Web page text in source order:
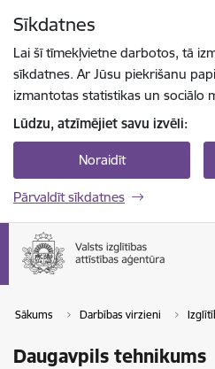
Sīkdatnes
Lai šī tīmekļvietne darbotos, tā
sīkdatnes. Ar Jūsu piekrišanu
izmantotas statistikas un sociālo
Lūdzu, atzīmējiet savu izvēli:
Noraidīt
Pārvaldīt sīkdatnes
Sākums Darbības virzieni
Daugavpils tehnikums